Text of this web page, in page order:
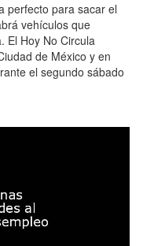
perfecto para sacar el
vehículos que
El Hoy No Circula
de México y en
el segundo sábado